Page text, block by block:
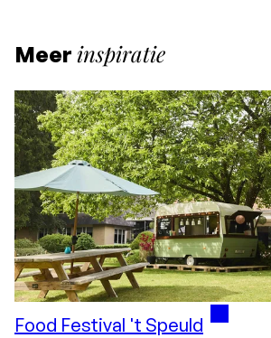
Meer inspiratie
Food Festival 't Speuld